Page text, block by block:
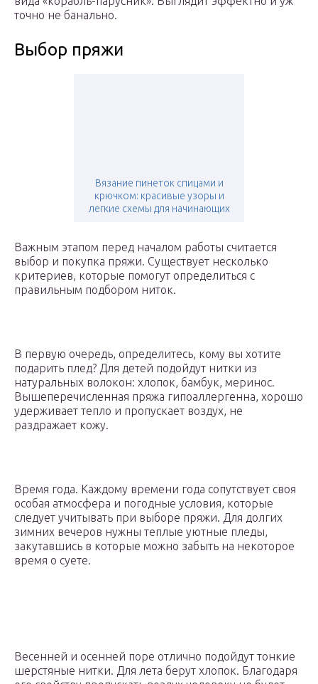
точно не банально.
Выбор пряжи
Вязание пинеток спицами и
крючком: красивые узоры и
легкие схемы для начинающих
Важным этапом перед началом работы считается
выбор и покупка пряжи. Существует несколько
критериев, которые помогут определиться с
правильным подбором ниток.
В первую очередь, определитесь, кому вы хотите
подарить плед? Для детей подойдут нитки из
натуральных волокон: хлопок, бамбук, меринос.
Вышеперечисленная пряжа гипоаллергенна, хорошо
удерживает тепло и пропускает воздух, не
раздражает кожу.
Время года. Каждому времени года сопутствует своя
особая атмосфера и погодные условия, которые
следует учитывать при выборе пряжи. Для долгих
зимних вечеров нужны теплые уютные пледы,
закутавшись в которые можно забыть на некоторое
время о суете.
Весенней и осенней поре отлично подойдут тонкие
шерстяные нитки. Для лета берут хлопок. Благодаря